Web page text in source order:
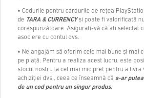
• Codurile pentru cardurile de rețea
de TARA & CURRENCY și poate fi valorificată
corespunzătoare. Asigurați-vă că ați selectat
asociere cu contul dvs.
• Ne angajăm să oferim cele mai bune și mai
pe piață. Pentru a realiza acest lucru, este
stocul nostru la cel mai mic preț pentru a livra
achiziției dvs., ceea ce înseamnă că s-ar
de un cod pentru un singur produs.